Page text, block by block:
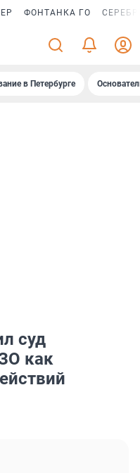
ФОНТАНКА ГО
в Петербурге
суд
как